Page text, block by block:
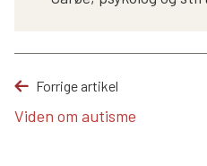
Forrige artikel
Viden om autisme